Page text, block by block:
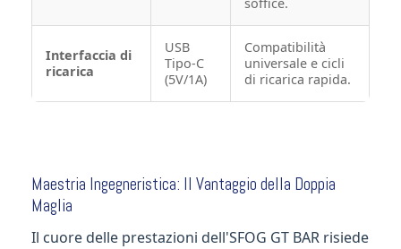
Interfaccia di
ricarica
USB
Tipo-C
(5V/1A)
Compatibilità
universale e cicli
di ricarica rapida.
Maestria Ingegneristica: Il Vantaggio della Doppia
Maglia
Il cuore delle prestazioni dell'SFOG GT BAR risiede